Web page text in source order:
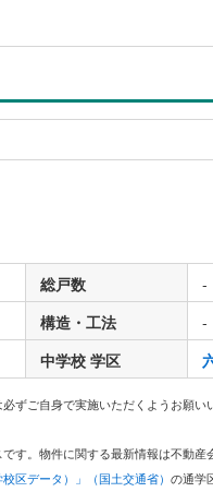
総戸数
-
構造・工法
-
中学校 学区
ずご自身で実施いただくようお願い
。物件に関する最新情報は不動産
区データ）」（国土交通省） の通学